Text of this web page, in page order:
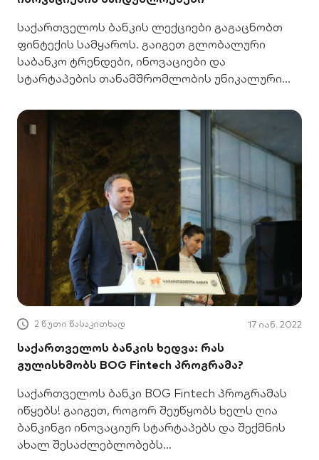
საქართველოს ბანკის ლექციები გაგაცნობთ
ფინტექის სამყაროს. გაიგეთ გლობალური
საბანკო ტრენდები, ინოვაციები და
სტარტაპების თანამშრომლობის უნიკალური
2 წუთი წასაკითხად 17 იან. 2022
საქართველოს ბანკის ხედვა: რას
გულისხმობს BOG Fintech პროგრამა?
საქართველოს ბანკი BOG Fintech პროგრამას
იწყებს! გაიგეთ, როგორ შეუწყობს ხელს ღია
ბანკინგი ინოვაციურ სტარტაპებს და შექმნის
ახალ შესაძლებლობებს